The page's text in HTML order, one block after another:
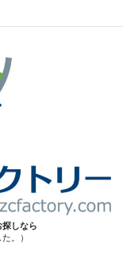
しなら
。）